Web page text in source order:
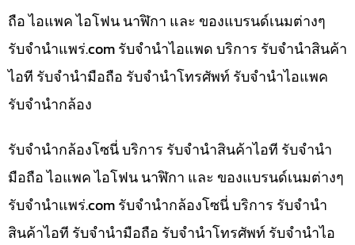
ถือ ไอแพค ไอโฟน นาฬิกา และ ของแบรนด์เนมต่างๆ
รับจํานําแพร่.com รับจำนำไอแพด บริการ รับจำนำสินค้า
ไอที รับจำนำมือถือ รับจำนำโทรศัพท์ รับจำนำไอแพค
รับจำนำกล้อง
รับจำนำกล้องโซนี่ บริการ รับจำนำสินค้าไอที รับจำนำ
มือถือ ไอแพค ไอโฟน นาฬิกา และ ของแบรนด์เนมต่างๆ
รับจํานําแพร่.com รับจำนำกล้องโซนี่ บริการ รับจำนำ
สินค้าไอที รับจำนำมือถือ รับจำนำโทรศัพท์ รับจำนำไอ